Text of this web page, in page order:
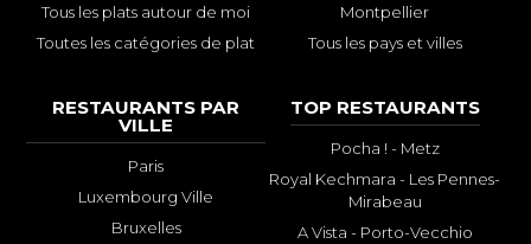
Tous les plats autour de moi
Toutes les catégories de plat
Montpellier
Tous les pays et villes
RESTAURANTS PAR
VILLE
Paris
Luxembourg Ville
Bruxelles
TOP RESTAURANTS
Pocha ! - Metz
Royal Kechmara - Les Pennes-
Mirabeau
A Vista - Porto-Vecchio